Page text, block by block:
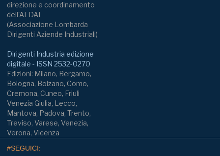
direzione e coordinamento
dell'ALDAI
(Associazione Lombarda
Dirigenti Aziende Industriali)
Dirigenti Industria edizione
digitale - ISSN 2532-0270
Edizioni: Milano, Bergamo,
Bologna, Bolzano, Como,
Cremona, Cuneo, Friuli
Venezia Giulia, Lecco,
Mantova, Padova, Trento,
Treviso, Varese, Venezia,
Verona, Vicenza
#SEGUICI: